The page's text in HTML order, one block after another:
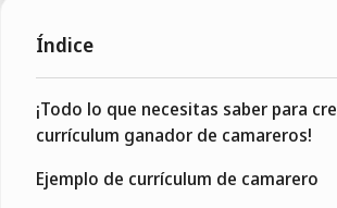
Índice
¡Todo lo que necesitas saber para
currículum ganador de camareros!
Ejemplo de currículum de camarero